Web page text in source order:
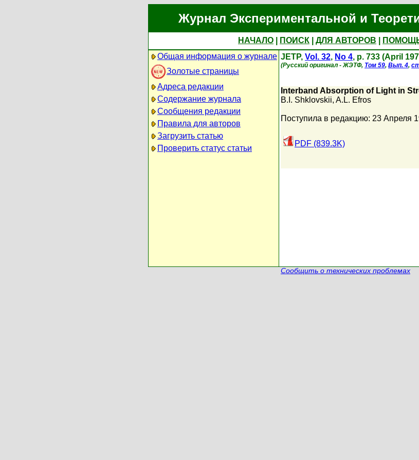
Журнал Экспериментальной и
НАЧАЛО ПОИСК ДЛЯ АВТОРОВ
Общая информация о журнале
Золотые страницы
Адреса редакции
Содержание журнала
Сообщения редакции
Правила для авторов
Загрузить статью
Проверить статус статьи
JETP, Vol. 32, No 4, p. 733 (April
(Русский оригинал - ЖЭТФ, Том 59, Вып. 4,
Interband Absorption of Light in
B.I. Shklovskii, A.L. Efros
Поступила в редакцию: 23 Апреля
PDF (839.3K)
Сообщить о технических проблемах